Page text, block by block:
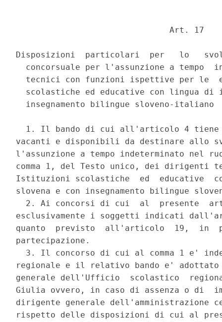
                               Art. 17
Disposizioni  particolari  per   lo
concorsuale per l'assunzione a tempo
tecnici con funzioni ispettive per le
scolastiche ed educative con lingua di
  insegnamento bilingue sloveno-italiano
1. Il bando di cui all'articolo 4
vacanti e disponibili da destinare allo
l'assunzione a tempo indeterminato
comma 1, del Testo unico, dei dirigenti
Istituzioni scolastiche  ed  educative
slovena e con insegnamento bilingue
2. Ai concorsi di cui  al  presente
esclusivamente i soggetti indicati
quanto  previsto  all'articolo  19,  in
partecipazione.
3. Il concorso di cui al comma 1 e'
regionale e il relativo bando e' adottato
generale dell'Ufficio  scolastico
Giulia ovvero, in caso di assenza o di
dirigente generale dell'amministrazione
rispetto delle disposizioni di cui al